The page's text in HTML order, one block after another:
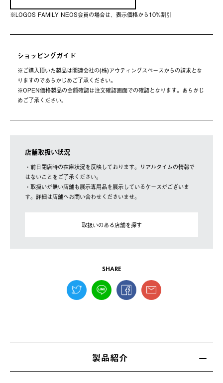
※LOGOS FAMILY NEOS会員の場合は、表⽰価格から10%割引
ショッピングガイド
※ご購⼊頂いた製品は関連会社の(株)アウティングスペースからの請求とな
りますのであらかじめご了承ください。
※OPEN価格製品の⾦額確認は注⽂確認画⾯での確認となります。あらかじ
めご了承ください。
店舗取扱い状況
・前日閉店時の在庫状況を反映しております。リアルタイムの情報で
はないことをご了承ください。
・取扱いが無い店舗も展示専用品を展示しているケースがございま
す。詳細は店舗へお問い合わせくださいませ。
取扱いのある店舗を探す
SHARE
製品紹介